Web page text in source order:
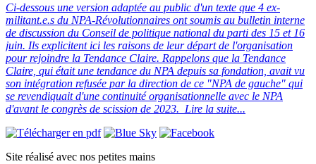
Ci-dessous une version adaptée au public d'un texte que 4 ex-
militant.e.s du NPA-Révolutionnaires ont soumis au bulletin interne
de discussion du Conseil de politique national du parti des 15 et 16
juin. Ils explicitent ici les raisons de leur départ de l'organisation
pour rejoindre la Tendance Claire. Rappelons que la Tendance
Claire, qui était une tendance du NPA depuis sa fondation, avait vu
son intégration refusée par la direction de ce "NPA de gauche" qui
se revendiquait d'une continuité organisationnelle avec le NPA
d'avant le congrès de scission de 2023. Lire la suite...
Site réalisé avec nos petites mains